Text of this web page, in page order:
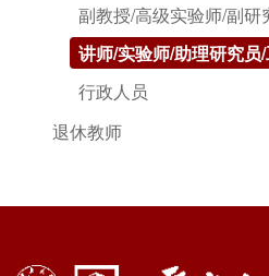
副教授/高级实验师/副研
讲师/实验师/助理研究员
行政人员
退休教师